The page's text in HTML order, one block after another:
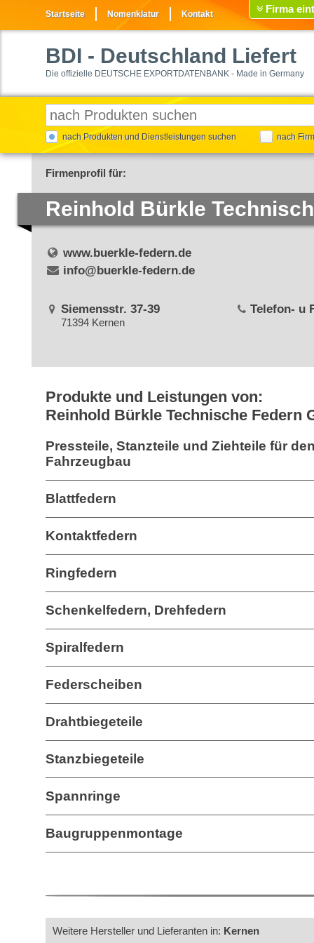
Startseite Nomenklatur Kontakt Firma
BDI - Deutschland Liefert
Die offizielle DEUTSCHE EXPORTDATENBANK - Made in Germany
nach Produkten und Dienstleistungen suchen nach
Firmenprofil für:
Reinhold Bürkle
www.buerkle-federn.de
info@buerkle-federn.de
Siemensstr. 37-39
71394 Kernen
Telefon- u
Produkte und Leistungen von:
Reinhold Bürkle Technische Federn
Pressteile, Stanzteile und Ziehteile für
Fahrzeugbau
Blattfedern
Kontaktfedern
Ringfedern
Schenkelfedern, Drehfedern
Spiralfedern
Federscheiben
Drahtbiegeteile
Stanzbiegeteile
Spannringe
Baugruppenmontage
Weitere Hersteller und Lieferanten in: Kernen